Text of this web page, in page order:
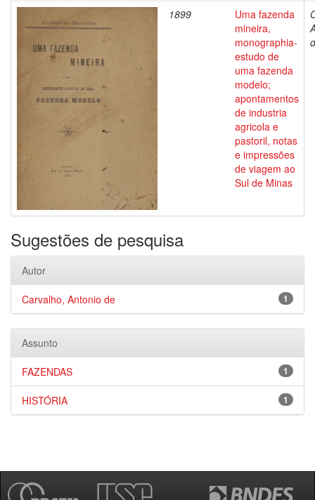
1899
Uma fazenda
mineira,
monographia-
estudo de
uma fazenda
modelo;
apontamentos
de industria
agricola e
pastoril, notas
e impressões
de viagem ao
Sul de Minas
Sugestões de pesquisa
Autor
1
Carvalho, Antonio de
Assunto
1
FAZENDAS
1
HISTÓRIA